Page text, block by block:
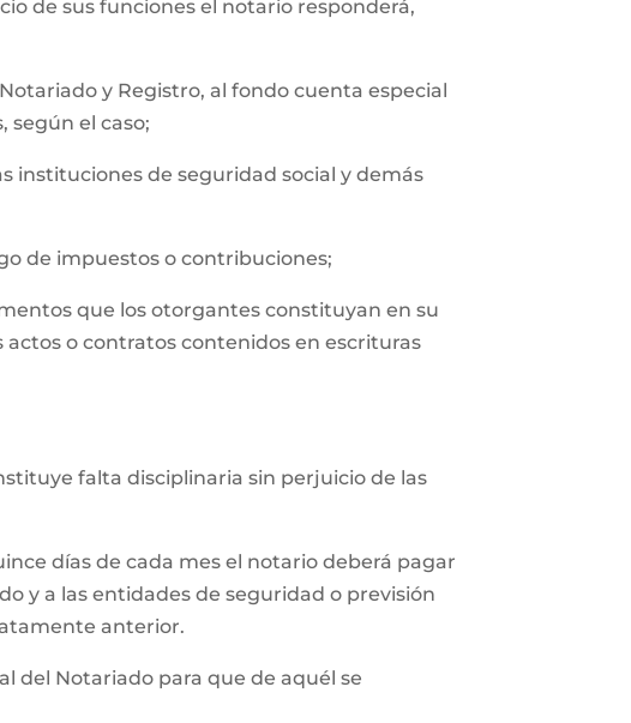
de sus funciones el notario responderá,
y Registro, al fondo cuenta especial
según el caso;
instituciones de seguridad social y demás
de impuestos o contribuciones;
que los otorgantes constituyan en su
o contratos contenidos en escrituras
falta disciplinaria sin perjuicio de las
días de cada mes el notario deberá pagar
y a las entidades de seguridad o previsión
anterior.
del Notariado para que de aquél se